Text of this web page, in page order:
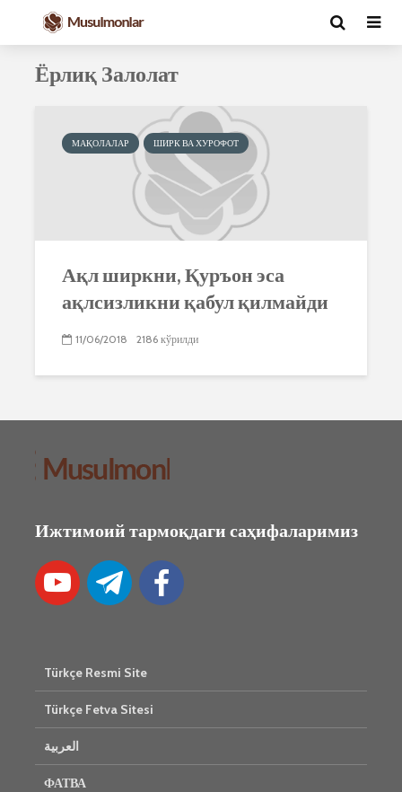
Ёрлиқ Залолат
МАҚОЛАЛАР ШИРК ВА ХУРОФОТ
Ақл ширкни, Қуръон эса
ақлсизликни қабул қилмайди
11/06/2018 2186 кўрилди
Ижтимоий тармоқдаги саҳифаларимиз
Türkçe Resmi Site
Türkçe Fetva Sitesi
العربية
ФАТВА